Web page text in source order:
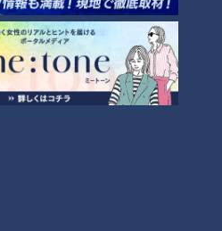
3戦目と重ねていくごとに、動
から、まあ初戦はどのチームもこ
』